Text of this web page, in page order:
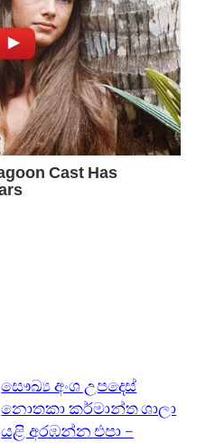
සෞඛ්‍ය අංශ උපදෙස්
නොතකා කර්මාන්ත ශාලා
යළි අරඹන්න එපා –